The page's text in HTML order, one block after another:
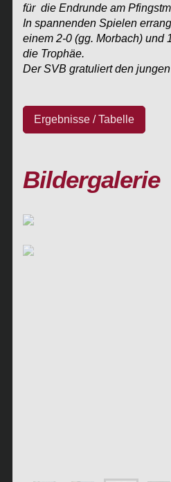
für die Endrunde am
In spannenden Spielen
einem 2-0 (gg. Morbach) und
die Trophäe.
Der SVB gratuliert den
Ergebnisse / Tabelle
Bildergalerie